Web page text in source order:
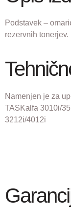
Podstavek –
rezervnih tonerjev.
Namenjen je za
TASKalfa 3010i/
3212i/4012i